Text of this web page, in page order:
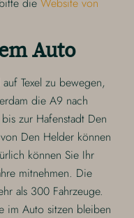
Auto
Texel zu bewegen,
die A9 nach
zur Hafenstadt Den
Den Helder können
können Sie Ihr
mitnehmen. Die
als 300 Fahrzeuge.
im Auto sitzen bleiben